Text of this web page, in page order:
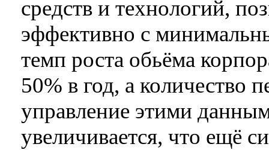
средств и технологий,
эффективно с
темп роста обьёма
50% в год, а количество
управление этими
увеличивается, что ещё